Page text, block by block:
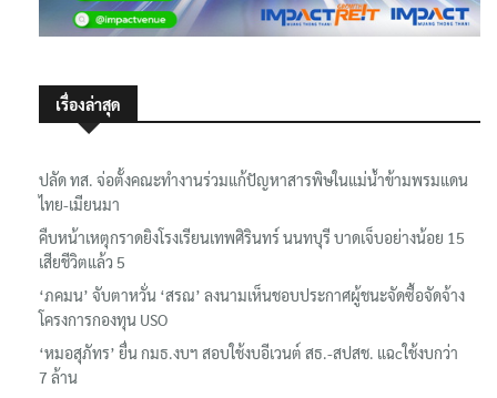
เรื่องล่าสุด
ปลัด ทส. จ่อตั้งคณะทำงานร่วมแก้ปัญหาสารพิษในแม่น้ำข้ามพรมแดน
ไทย-เมียนมา
คืบหน้าเหตุกราดยิงโรงเรียนเทพศิรินทร์ นนทบุรี บาดเจ็บอย่างน้อย 15
เสียชีวิตแล้ว 5
‘ภคมน’ จับตาหวั่น ‘สรณ’ ลงนามเห็นชอบประกาศผู้ชนะจัดซื้อจัดจ้าง
โครงการกองทุน USO
‘หมอสุภัทร’ ยื่น กมธ.งบฯ สอบใช้งบอีเวนต์ สธ.-สปสช. แฉcใช้งบกว่า
7 ล้าน